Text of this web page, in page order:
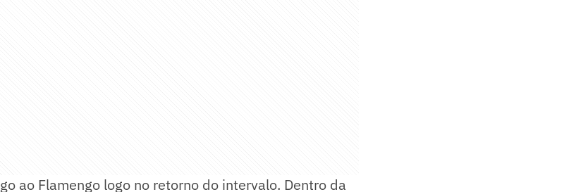
ao Flamengo logo no retorno do intervalo. Dentro da